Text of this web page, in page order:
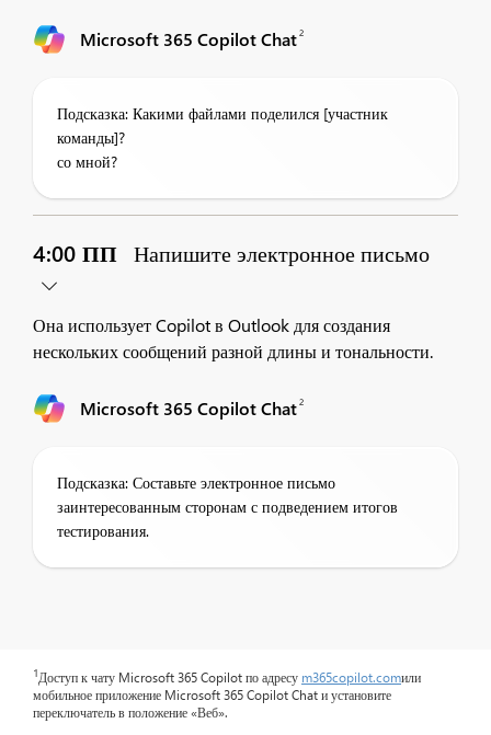
Microsoft 365 Copilot Chat2
Подсказка: Какими файлами поделился [участник
команды]?
со мной?
4:00 ПП Напишите электронное письмо
Она использует Copilot в Outlook для создания
нескольких сообщений разной длины и тональности.
Microsoft 365 Copilot Chat2
Подсказка: Составьте электронное письмо
заинтересованным сторонам с подведением итогов
тестирования.
1Доступ к чату Microsoft 365 Copilot по адресу m365copilot.comили
мобильное приложение Microsoft 365 Copilot Chat и установите
переключатель в положение «Веб».